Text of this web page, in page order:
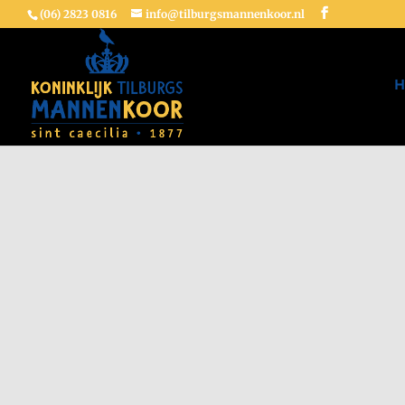
(06) 2823 0816 info@tilburgsmannenkoor.nl